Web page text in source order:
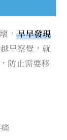
，早早發現
越早察覺，就
防止需要移